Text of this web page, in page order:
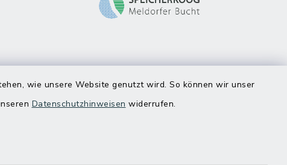
wie unsere Website genutzt wird. So können wir unser
Datenschutzhinweisen widerrufen.